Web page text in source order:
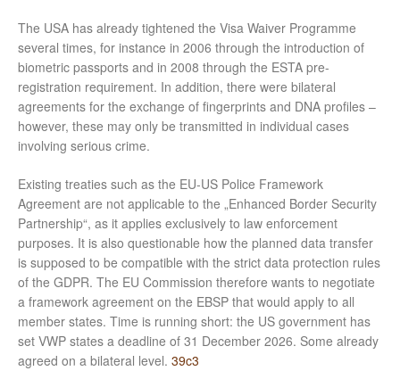
The USA has already tightened the Visa Waiver Programme
several times, for instance in 2006 through the introduction of
biometric passports and in 2008 through the ESTA pre-
registration requirement. In addition, there were bilateral
agreements for the exchange of fingerprints and DNA profiles –
however, these may only be transmitted in individual cases
involving serious crime.
Existing treaties such as the EU-US Police Framework
Agreement are not applicable to the „Enhanced Border Security
Partnership“, as it applies exclusively to law enforcement
purposes. It is also questionable how the planned data transfer
is supposed to be compatible with the strict data protection rules
of the GDPR. The EU Commission therefore wants to negotiate
a framework agreement on the EBSP that would apply to all
member states. Time is running short: the US government has
set VWP states a deadline of 31 December 2026. Some already
agreed on a bilateral level. 39c3